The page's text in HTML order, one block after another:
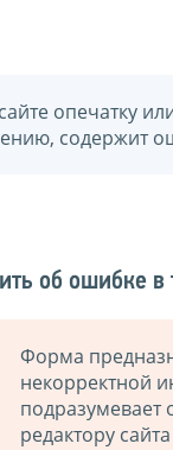
опечатку
содержит
об ошибке в
Форма
некорректной
подразумевает
редактору